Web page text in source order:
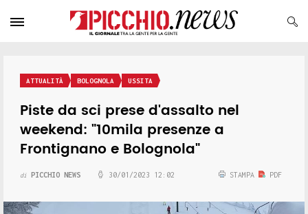
ATTUALITÀ BOLOGNOLA USSITA
Piste da sci prese d'assalto nel
weekend: "10mila presenze a
Frontignano e Bolognola"
di PICCHIO NEWS 30/01/2023 12:02 STAMPA PDF